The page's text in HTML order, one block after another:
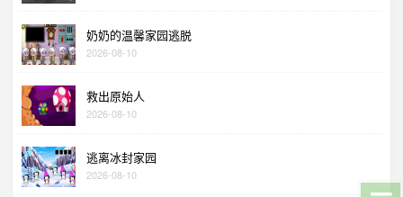
奶奶的温馨家园逃脱
2026-08-10
救出原始人
2026-08-10
逃离冰封家园
2026-08-10